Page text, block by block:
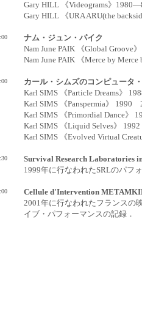
Gary HILL 《Videograms》
Gary HILL 《URA ARU(the
ナム・ジュン・パイク
Nam June PAIK 《Global Groove
Nam June PAIK 《Merce by
カール・シムズのコンピュータ
Karl SIMS 《Particle Dreams》
Karl SIMS 《Panspermia》 1990
Karl SIMS 《Primordial Dance》
Karl SIMS 《Liquid Selves》
Karl SIMS 《Evolved Virtual
Survival Research Laboratories
1999年に行なわれたSRLのパフ
Cellule d'Intervention
2001年に行なわれたフランスの
イブ・パフォーマンスの記録．